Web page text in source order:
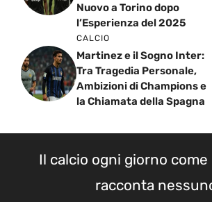
Nuovo a Torino dopo
l’Esperienza del 2025
CALCIO
Martinez e il Sogno Inter:
Tra Tragedia Personale,
Ambizioni di Champions e
la Chiamata della Spagna
Il calcio ogni giorno come
racconta